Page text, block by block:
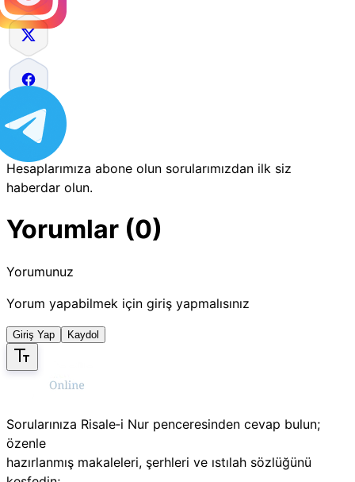
Hesaplarımıza abone olun sorularımızdan ilk siz
haberdar olun.
Yorumlar (0)
Yorumunuz
Yorum yapabilmek için giriş yapmalısınız
Giriş Yap Kaydol
Sorularınıza Risale‑i Nur penceresinden cevap bulun;
özenle
hazırlanmış makaleleri, şerhleri ve ıstılah sözlüğünü